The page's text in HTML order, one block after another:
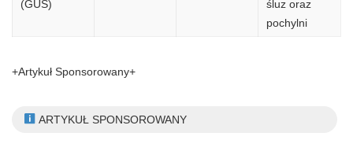
(GUS)
śluz oraz
pochylni
+Artykuł Sponsorowany+
ARTYKUŁ SPONSOROWANY